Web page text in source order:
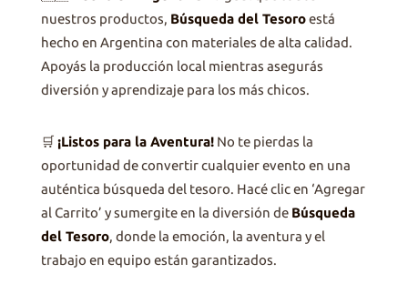
nuestros productos, Búsqueda del Tesoroestá
hecho en Argentina con materiales de alta calidad.
Apoyás la producción local mientras asegurás
diversión y aprendizaje para los más chicos.
🛒 ¡Listos para la Aventura!No te pierdas la
oportunidad de convertir cualquier evento en una
auténtica búsqueda del tesoro. Hacé clic en ‘Agregar
al Carrito’ y sumergite en la diversión de Búsqueda
del Tesoro, donde la emoción, la aventura y el
trabajo en equipo están garantizados.